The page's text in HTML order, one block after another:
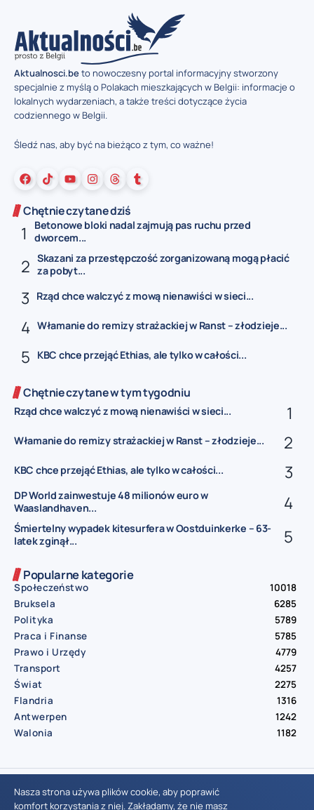
Aktualnosci.beto nowoczesny portal informacyjny stworzony
specjalnie z myślą o Polakach mieszkających w Belgii: informacje o
lokalnych wydarzeniach, a także treści dotyczące życia
codziennego w Belgii.
Śledź nas, aby być na bieżąco z tym, co ważne!
Chętnie czytane dziś
Betonowe bloki nadal zajmują pas ruchu przed
dworcem...
Skazani za przestępczość zorganizowaną mogą płacić
za pobyt...
Rząd chce walczyć z mową nienawiści w sieci...
Włamanie do remizy strażackiej w Ranst – złodzieje...
KBC chce przejąć Ethias, ale tylko w całości...
Chętnie czytane w tym tygodniu
Rząd chce walczyć z mową nienawiści w sieci...
Włamanie do remizy strażackiej w Ranst – złodzieje...
KBC chce przejąć Ethias, ale tylko w całości...
DP World zainwestuje 48 milionów euro w
Waaslandhaven...
Śmiertelny wypadek kitesurfera w Oostduinkerke – 63-
latek zginął...
Popularne kategorie
Społeczeństwo
10018
Bruksela
6285
Polityka
5789
Praca i Finanse
5785
Prawo i Urzędy
4779
Transport
4257
Świat
2275
Flandria
1316
Antwerpen
1242
Walonia
1182
© Aktualnosci.be – All Right Reserved 2016-2026
Nasza strona używa plików cookie, aby poprawić
komfort korzystania z niej. Zakładamy, że nie masz